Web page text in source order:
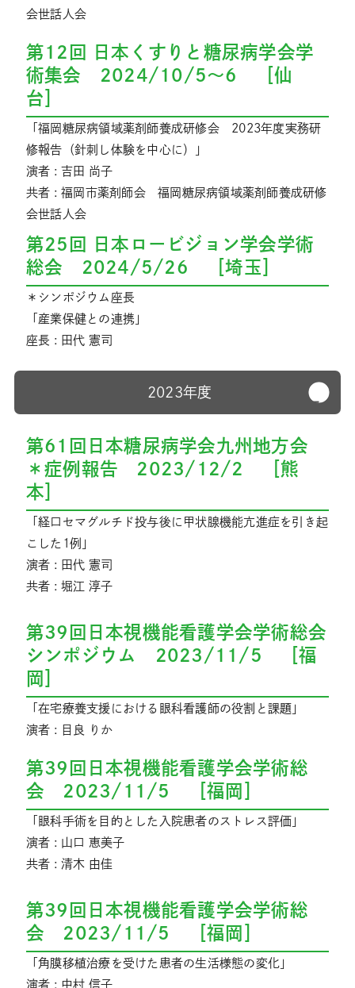
会世話人会
第12回 日本くすりと糖尿病学会学
術集会 2024/10/5～6 ［仙
台］
「福岡糖尿病領域薬剤師養成研修会 2023年度実務研
修報告（針刺し体験を中心に）」
演者 : 吉田 尚子
共者 : 福岡市薬剤師会 福岡糖尿病領域薬剤師養成研修
会世話人会
第25回 日本ロービジョン学会学術
総会 2024/5/26 ［埼玉］
＊シンポジウム座長
「産業保健との連携」
座長 : 田代 憲司
2023年度
第61回日本糖尿病学会九州地方会
＊症例報告 2023/12/2 ［熊
本］
「経口セマグルチド投与後に甲状腺機能亢進症を引き起
こした1例」
演者 : 田代 憲司
共者 : 堀江 淳子
第39回日本視機能看護学会学術総会
シンポジウム 2023/11/5 ［福
岡］
「在宅療養支援における眼科看護師の役割と課題」
演者 : 目良 りか
第39回日本視機能看護学会学術総
会 2023/11/5 ［福岡］
「眼科手術を目的とした入院患者のストレス評価」
演者 : 山口 恵美子
共者 : 清木 由佳
第39回日本視機能看護学会学術総
会 2023/11/5 ［福岡］
「角膜移植治療を受けた患者の生活様態の変化」
演者 : 中村 信子